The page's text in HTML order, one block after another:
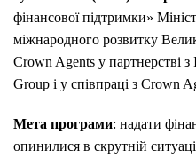
фінансової підтримки»
міжнародного розвитку
Crown Agents у партнерстві
Group і у співпраці з Crown
Мета програми: надати
опинилися в скрутній